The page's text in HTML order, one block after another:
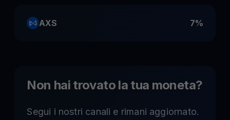
AXS 7%
Non hai trovato la tua moneta?
Segui i nostri canali e rimani aggiornato.